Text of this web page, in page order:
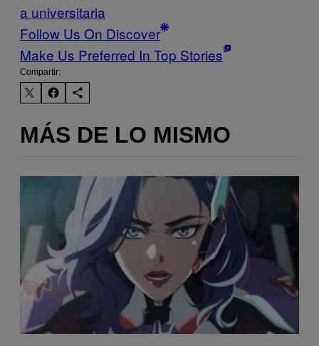
a universitaria
Follow Us On Discover
Make Us Preferred In Top Stories
Compartir:
MÁS DE LO MISMO